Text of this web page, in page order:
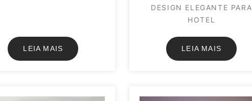
LEIA MAIS
DESIGN ELEGANTE PARA
HOTEL
LEIA MAIS